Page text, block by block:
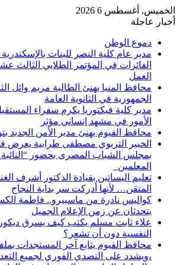
الخميس, أغسطس 6 2026
أخبار عاجلة
دموع الوطن
مدير عام كلية النصر للبنات
الفائزات في المؤتمر الطلابي الثالث
العمل
محافظ المنيا يهنئ الطالبة مريم وائل
الجمهورية في الثانوية العامة
مدير كلية فيكتوريا يكرم سفراء
الأمور في مشهد إنساني مؤثر
محافظ الفيوم يهنئ مدير الأمن الجديد
الخبير التربوي مصطفى طرابية يعرض
بمجلس الشباب المصرى بحضور “النائبة
المعلمين
تعليم البساتين بقيادة الدكتور أشرف
المتقن… لأنها أدركت سر بداية النجاح
كواليس نادرة من ماسبيرو.. فاطمة
يتحدثان عن زمن الإعلام الجميل
علاء ثابت مسلم يكتب كيف يسرق
النفسية دون أن تشعر؟
محافظ الفيوم يتابع آخر المستجدات
،ويشدد على التصدي الفوري لجميع